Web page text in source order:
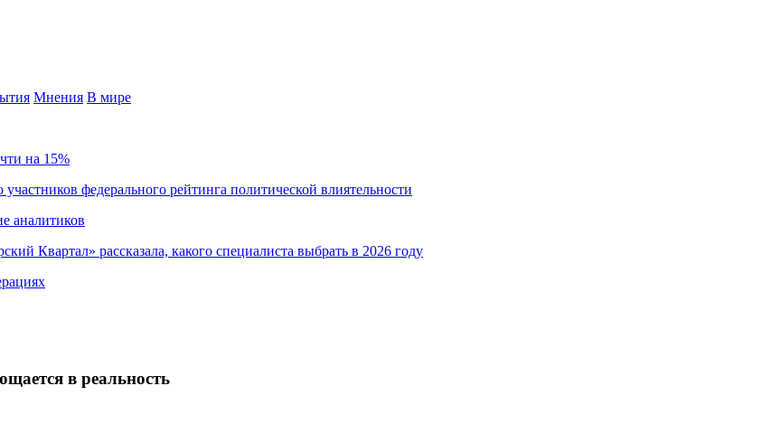
Мнения В мире
на 15%
федерального рейтинга политической влиятельности
аналитиков
Квартал» рассказала, какого специалиста выбрать в 2026 году
в реальность